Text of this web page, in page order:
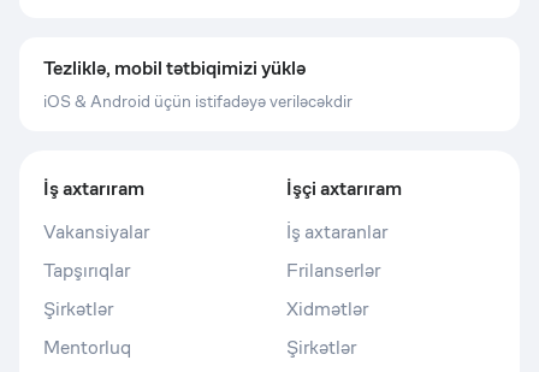
Tezliklə, mobil tətbiqimizi yüklə
iOS & Android üçün istifadəyə veriləcəkdir
İş axtarıram
Vakansiyalar
Tapşırıqlar
Şirkətlər
Mentorluq
İşçi axtarıram
İş axtaranlar
Frilanserlər
Xidmətlər
Şirkətlər